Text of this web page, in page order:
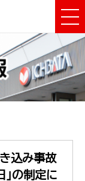
込み事故
」の制定に